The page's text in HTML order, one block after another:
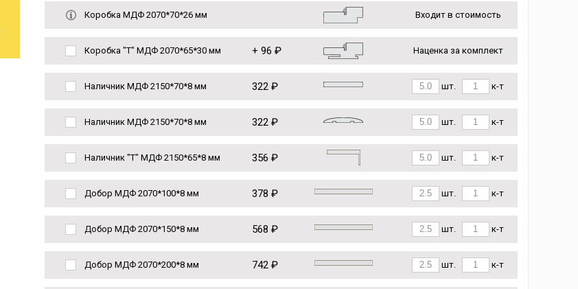
Коробка МДФ 2070*70*26 мм Входит в стоимость
Коробка "Т" МДФ 2070*65*30 мм + 96 ₽ Наценка за комплект
Наличник МДФ 2150*70*8 мм 322 ₽ шт. к-т
Наличник МДФ 2150*70*8 мм 322 ₽ шт. к-т
Наличник "Т" МДФ 2150*65*8 мм 356 ₽ шт. к-т
Добор МДФ 2070*100*8 мм 378 ₽ шт. к-т
Добор МДФ 2070*150*8 мм 568 ₽ шт. к-т
Добор МДФ 2070*200*8 мм 742 ₽ шт. к-т